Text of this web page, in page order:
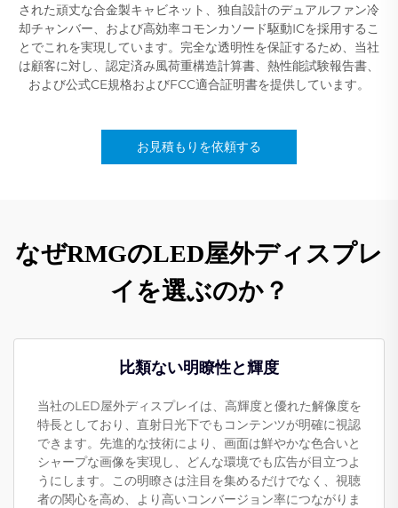
された頑丈な合金製キャビネット、独自設計のデュアルファン冷
却チャンバー、および高効率コモンカソード駆動ICを採用するこ
とでこれを実現しています。完全な透明性を保証するため、当社
は顧客に対し、認定済み風荷重構造計算書、熱性能試験報告書、
および公式CE規格およびFCC適合証明書を提供しています。
お見積もりを依頼する
なぜRMGのLED屋外ディスプレ
イを選ぶのか？
比類ない明瞭性と輝度
当社のLED屋外ディスプレイは、高輝度と優れた解像度を
特長としており、直射日光下でもコンテンツが明確に視認
できます。先進的な技術により、画面は鮮やかな色合いと
シャープな画像を実現し、どんな環境でも広告が目立つよ
うにします。この明瞭さは注目を集めるだけでなく、視聴
者の関心を高め、より高いコンバージョン率につながりま